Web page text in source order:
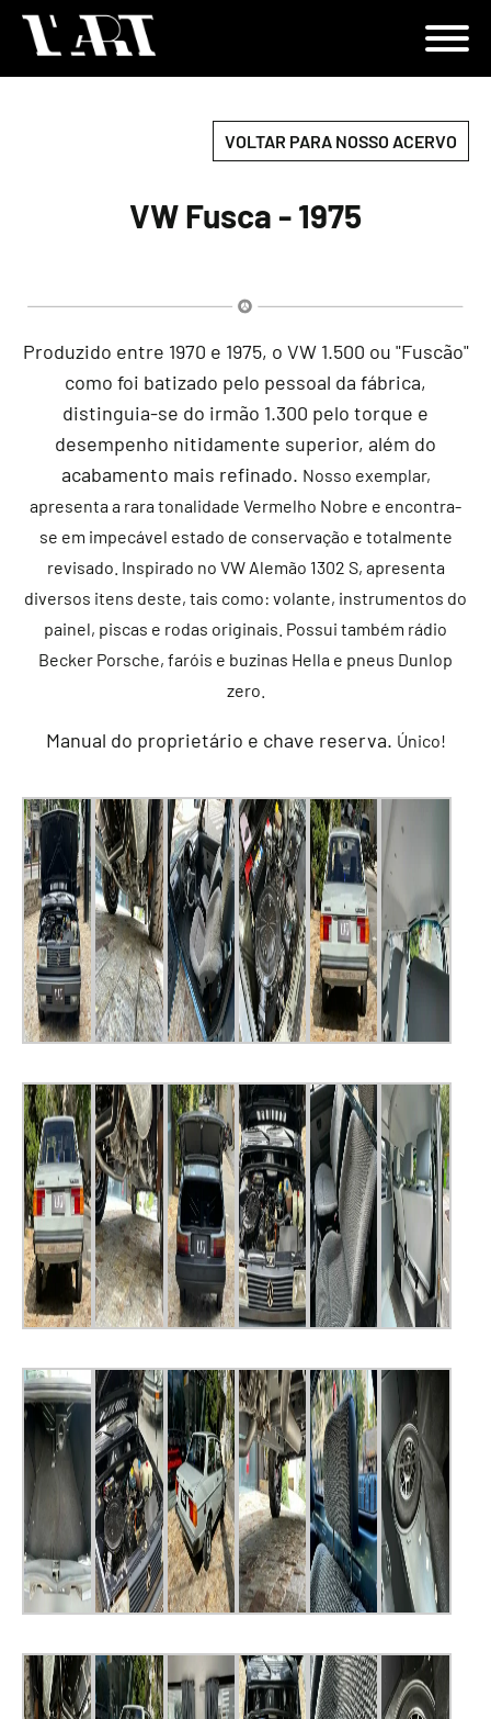
VOLTAR PARA NOSSO ACERVO
VW Fusca - 1975
Produzido entre 1970 e 1975, o VW 1.500 ou "Fuscão"
como foi batizado pelo pessoal da fábrica,
distinguia-se do irmão 1.300 pelo torque e
desempenho nitidamente superior, além do
acabamento mais refinado. Nosso exemplar,
apresenta a rara tonalidade Vermelho Nobre e encontra-
se em impecável estado de conservação e totalmente
revisado. Inspirado no VW Alemão 1302 S, apresenta
diversos itens deste, tais como: volante, instrumentos do
painel, piscas e rodas originais. Possui também rádio
Becker Porsche, faróis e buzinas Hella e pneus Dunlop
zero.
Manual do proprietário e chave reserva. Único!